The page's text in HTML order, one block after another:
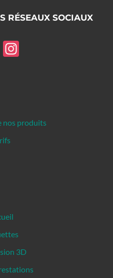
RÉSEAUX SOCIAUX
Facebook
nos produits
3D